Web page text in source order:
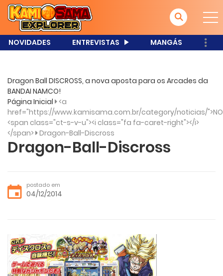
NOVIDADES ENTREVISTAS MANGÁS
Dragon Ball DISCROSS, a nova aposta para os Arcades da
BANDAI NAMCO!
Página Inicial <a
href="https://www.kamisama.com.br/category/noticias/
<span class="ct-s-v-u"><i class="fa fa-caret-right"></i>
</span> Dragon-Ball-Discross
Dragon-Ball-Discross
postado em
04/12/2014